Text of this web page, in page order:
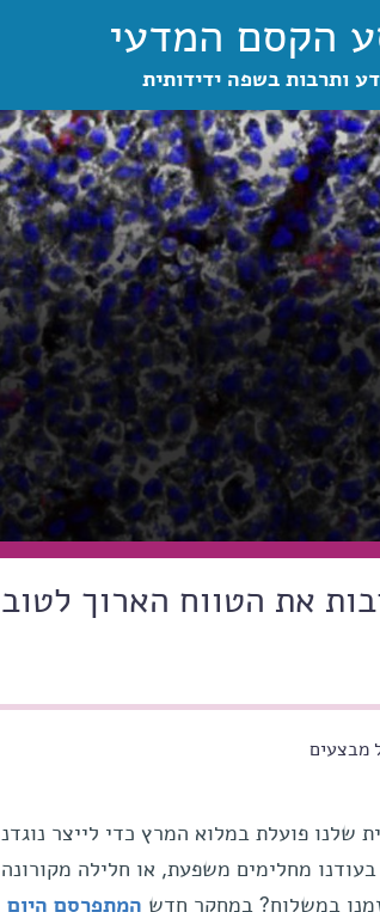
הקסם המדעי
ותרבות בשפה ידידותית
את הטווח הארוך
מבצעים
שלנו פועלת במלוא המרץ כדי לייצר
מחלימים משפעת, או חלילה
במשלוח? במחקר חדש המתפרסם היום